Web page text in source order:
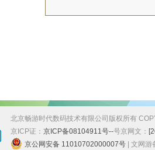
北京畅游时代数码技术有限公司版权所有
京ICP证： 京ICP备08104911号--号京网文：
京公网安备 11010702000007号 | 文网游